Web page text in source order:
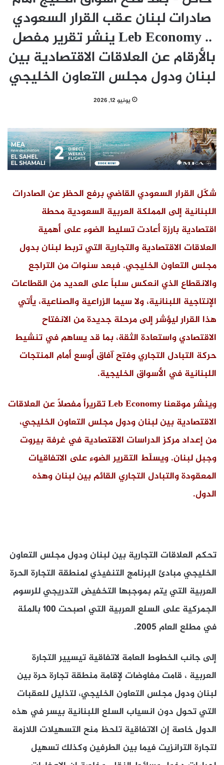
صادرات لبنان عقب القرار السعودي
.. Leb Economy ينشر تقرير مفصل
بالأرقام عن العلاقات الاقتصادية بين
لبنان ودول مجلس التعاون الخليجي
يونيو 12, 2026
شكّل القرار السعودي القاضي برفع الحظر عن الصادرات
اللبنانية إلى المملكة العربية السعودية محطة
اقتصادية بارزة أعادت تسليط الضوء على أهمية
العلاقات الاقتصادية والتجارية التي تربط لبنان بدول
مجلس التعاون الخليجي. فبعد سنوات من التراجع
والانقطاع الذي انعكس سلباً على العديد من القطاعات
الإنتاجية اللبنانية، ولا سيما الزراعية والصناعية، يأتي
هذا القرار ليؤشر إلى مرحلة جديدة من الانفتاح
الاقتصادي واستعادة الثقة، بما قد يساهم في تنشيط
حركة التبادل التجاري وفتح آفاق أوسع أمام المنتجات
اللبنانية في الأسواق الخليجية.
وينشر موقعنا Leb Economy تقريراً مفصلاً عن العلاقات
الاقتصادية بين لبنان ودول مجلس التعاون الخليجي،
من إعداد مركز الدراسات الاقتصادية في غرفة بيروت
وجبل لبنان. ويسلّط التقرير الضوء على الاتفاقيات
المعقودة والتبادل التجاري القائم بين لبنان وهذه
الدول.
تحكم العلاقات التجارية بين لبنان ودول مجلس التعاون
الخليجي مبادئ البرنامج التنفيذي لمنطقة التجارة الحرة
العربية التي يتم بموجبها التخفيض التدريجي للرسوم
الجمركية على السلع العربية التي اصبحت 100 بالمئة
في مطلع العام 2005.
إلى جانب الخطوط العامة لاتفاقية تيسيير التجارة
العربية ، قامت مفاوضات لإقامة منطقة تجارة حرة بين
لبنان ودول مجلس التعاون الخليجي، لتذليل للعقبات
التي تحول دون انسياب السلع اللبنانية بيسر في هذه
الدول خاصة إن الاتفاقية تلحظ منح التسهيلات اللازمة
لتجارة الترانزيت فيما بين الطرفين وكذلك تسهيل